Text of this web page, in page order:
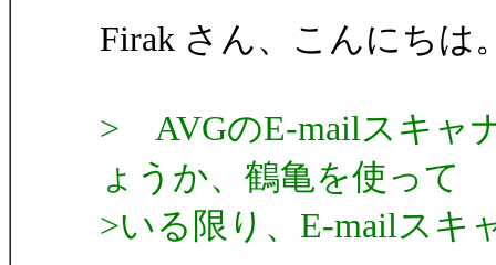
Firak さん、こんにちは
> AVGのE-mailスキャ
ょうか、鶴亀を使って
>いる限り、E-mailスキ